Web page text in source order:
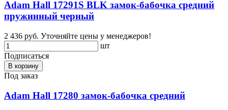
Adam Hall 17291S BLK замок-бабочка средний
пружинный черный
2 436 руб. Уточняйте цены у менеджеров!
шт
Подписаться
В корзину
Под заказ
Adam Hall 17280 замок-бабочка средний